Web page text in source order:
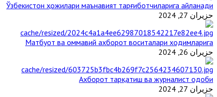
Ўзбекистон ҳожилари маънавият тарғиботчиларига айланади
حزيران 27, 2024
Матбуот ва оммавий ахборот воситалари ходимларига
حزيران 26, 2024
Ахборот тарқатиш ва журналист одоби
حزيران 27, 2024